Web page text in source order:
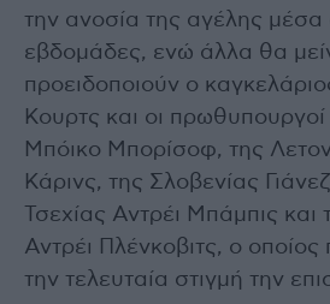
την ανοσία της αγέλης μέσα
εβδομάδες, ενώ άλλα θα
προειδοποιούν ο
Κουρτς και οι
Μπόικο Μπορίσοφ, της
Κάρινς, της Σλοβενίας
Τσεχίας Αντρέι Μπάμπις και
Αντρέι Πλένκοβιτς, ο
την τελευταία στιγμή την